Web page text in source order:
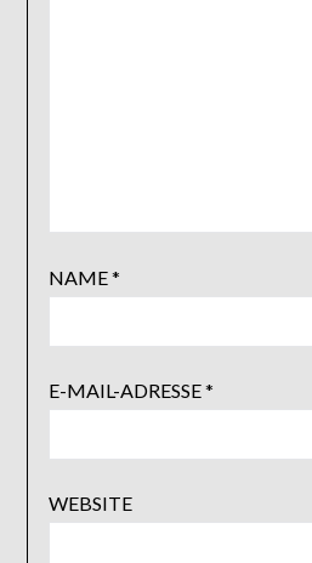
NAME*
E-MAIL-ADRESSE*
WEBSITE